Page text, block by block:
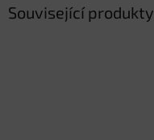
Související produkty